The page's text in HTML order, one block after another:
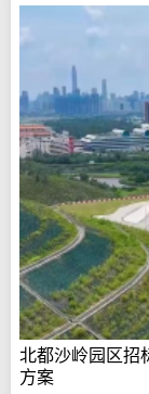
北都沙岭园区
方案